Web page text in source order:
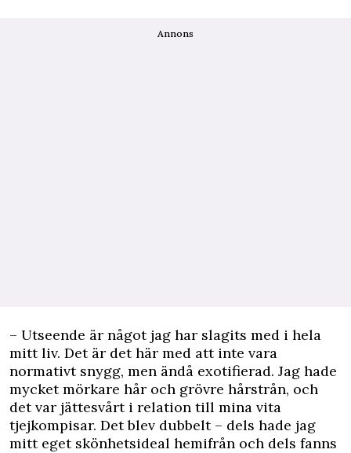
Annons
– Utseende är något jag har slagits med i hela
mitt liv. Det är det här med att inte vara
normativt snygg, men ändå exotifierad. Jag hade
mycket mörkare hår och grövre hårstrån, och
det var jättesvårt i relation till mina vita
tjejkompisar. Det blev dubbelt – dels hade jag
mitt eget skönhetsideal hemifrån och dels fanns